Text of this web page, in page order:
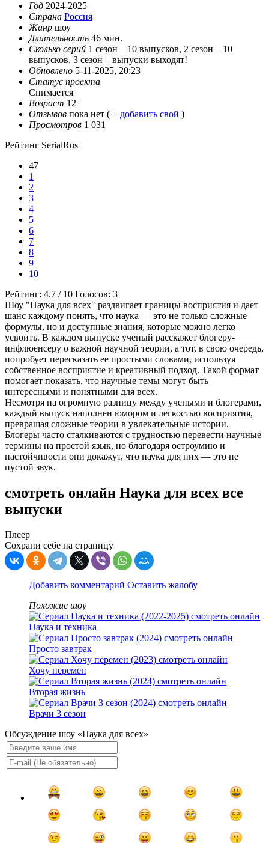
Год 2024-2025
Страна Россия
Жанр шоу
Длительность 46 мин.
Сколько серий 1 сезон – 10 выпусков, 2 сезон – 10
выпусков, 3 сезон – выпуски выходят!
Обновлено 5-11-2025, 20:23
Статус проекта
Снимается
Возраст 12+
Отзывов пока нет ( + добавить свой )
Просмотров 1 031
Рейтинг SerialRus
47
1
2
3
4
5
6
7
8
9
10
Рейтинг: 4.7 / 10 Голосов: 3
Шоу "Наука для всех" раздвигает границы восприятия и дает
шанс каждому понять, что наука — это не только сложные
формулы, но и доступные знания, которые можно легко
усвоить. В каждом выпуске ученый расскажет блогеру-
инфлюенсеру о важной научной теории, а тот, в свою очередь,
попробует пересказать ее простыми словами, используя
собственное восприятие и креативный подход. Такой формат
помогает показать, что научные темы могут быть
интересными и понятными для всех.
Несмотря на огромную разницу между учеными и блогерами,
каждый выпуск наполнен юмором и легкостью восприятия,
превращая сложные теории в увлекательные истории.
Блогеры часто сталкиваются с трудностью перевести научные
термины на простой язык, но благодаря остроумию и
настойчивости они докажут, что наука для них — это не
пустой звук.
смотреть онлайн Наука для всех все
выпуски
Плеер
Сохрани себе на страницу
Добавить комментарий Оставить жалобу
Похожие шоу
Наука и техника
Просто завтрак
Хочу перемен
Вторая жизнь
Врачи 3 сезон
Обсуждение шоу «Наука для всех»